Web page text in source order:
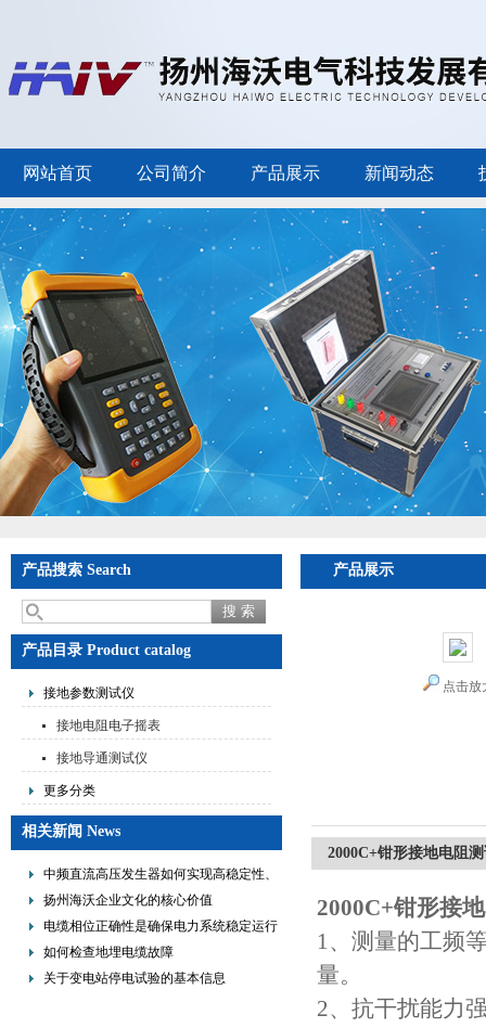
网站首页 公司简介 产品展示 新闻动态
产品搜索 Search
产品目录 Product catalog
接地参数测试仪
接地电阻电子摇表
接地导通测试仪
更多分类
相关新闻 News
中频直流高压发生器如何实现高稳定性、
低纹波与便携式设计？
扬州海沃企业文化的核心价值
电缆相位正确性是确保电力系统稳定运行
的重要措施
如何检查地埋电缆故障
关于变电站停电试验的基本信息
产品展示
点击放
2000C+钳形接地电阻
2000C+钳形接
1、测量的工频
量。
2、抗干扰能力